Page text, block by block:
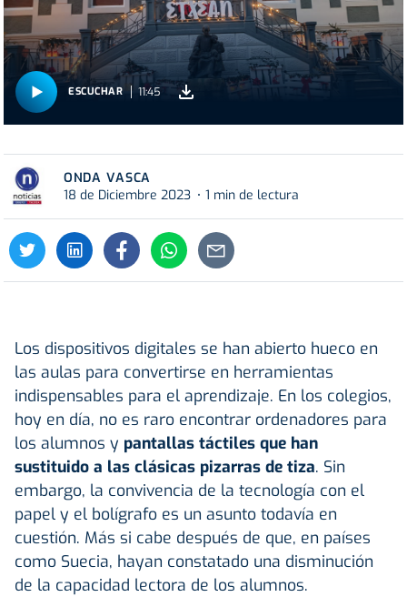
ESCUCHAR 11:45
ONDA VASCA
18 de Diciembre 2023
1 min de lectura
Los dispositivos digitales se han abierto hueco en
las aulas para convertirse en herramientas
indispensables para el aprendizaje. En los colegios,
hoy en día, no es raro encontrar ordenadores para
los alumnos y pantallas táctiles que han
sustituido a las clásicas pizarras de tiza. Sin
embargo, la convivencia de la tecnología con el
papel y el bolígrafo es un asunto todavía en
cuestión. Más si cabe después de que, en países
como Suecia, hayan constatado una disminución
de la capacidad lectora de los alumnos.